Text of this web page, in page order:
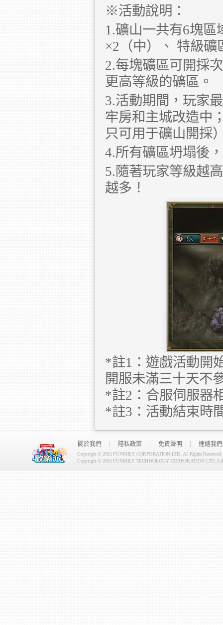
※活動說明：
1.礦山一共有6塊
×2（中）、 特級礦
2.每塊礦區可開採
更高等級的礦區。
3.活動期間，玩家
牢房和主城改造中
只可用于礦山開採
4.所有礦區坍塌後
5.隨著玩家等級越
越多！
*註1：遊戲活動開
開服未滿三十天不
*註2：合服伺服器
*註3：活動結束時
關於我們 隱私政策 免責聲明 連絡我們
Copyright © 2015 FUNMILY CORPORATION LTD. All Rights Reserved.
Copyright © 2015 FUNMILY TECHNOLOGY CORPORATION LTD. All